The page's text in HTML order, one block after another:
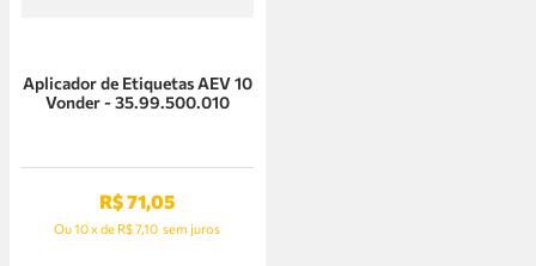
Aplicador de Etiquetas AEV 10
Vonder - 35.99.500.010
R$71,05
Ou10xde R$ 7,10 sem juros